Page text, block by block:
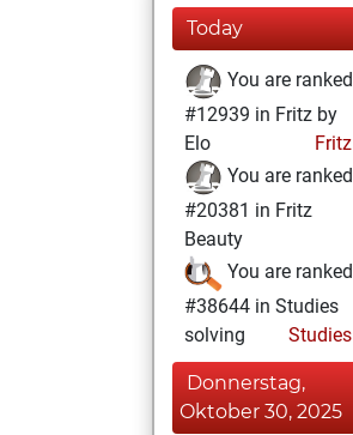
Today
You are ranked
#12939 in Fritz by
Elo
Fritz
You are ranked
#20381 in Fritz
Beauty
You are ranked
#38644 in Studies
solving
Studies
Donnerstag,
Oktober 30, 2025